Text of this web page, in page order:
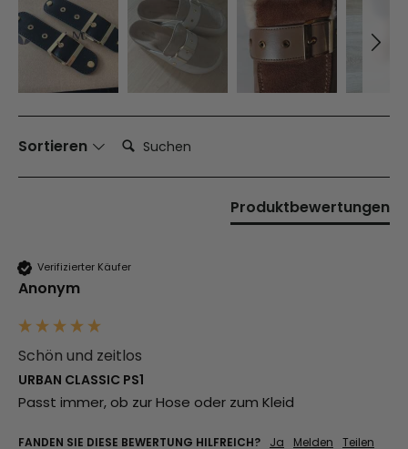
Sortieren Suchen:
Produktbewertungen
Verifizierter Käufer
Anonym
Schön und zeitlos
URBAN CLASSIC PS1
Passt immer, ob zur Hose oder zum Kleid
FANDEN SIE DIESE BEWERTUNG HILFREICH? Ja Melden
Teilen